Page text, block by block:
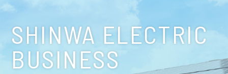
SHINWA ELECTRIC
BUSINESS